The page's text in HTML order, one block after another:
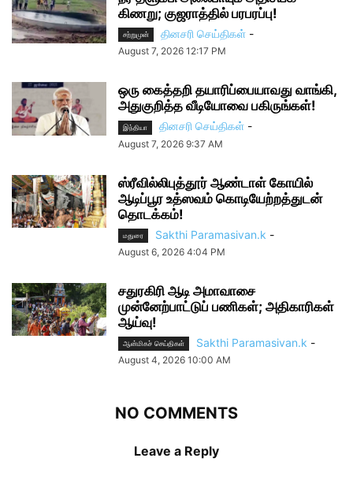
கிணறு; குஜராத்தில் பரபரப்பு!
சற்றுமுன் தினசரி செய்திகள் -
August 7, 2026 12:17 PM
ஒரு கைத்தறி தயாரிப்பையாவது வாங்கி,
அதுகுறித்த வீடியோவை பகிருங்கள்!
இந்தியா தினசரி செய்திகள் -
August 7, 2026 9:37 AM
ஸ்ரீவில்லிபுத்தூர் ஆண்டாள் கோயில்
ஆடிப்பூர உத்ஸவம் கொடியேற்றத்துடன்
தொடக்கம்!
மதுரை Sakthi Paramasivan.k -
August 6, 2026 4:04 PM
சதுரகிரி ஆடி அமாவாசை
முன்னேற்பாட்டுப் பணிகள்; அதிகாரிகள்
ஆய்வு!
ஆன்மிகச் செய்திகள் Sakthi Paramasivan.k -
August 4, 2026 10:00 AM
NO COMMENTS
Leave a Reply